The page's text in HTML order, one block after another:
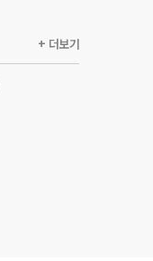
+ 더보기